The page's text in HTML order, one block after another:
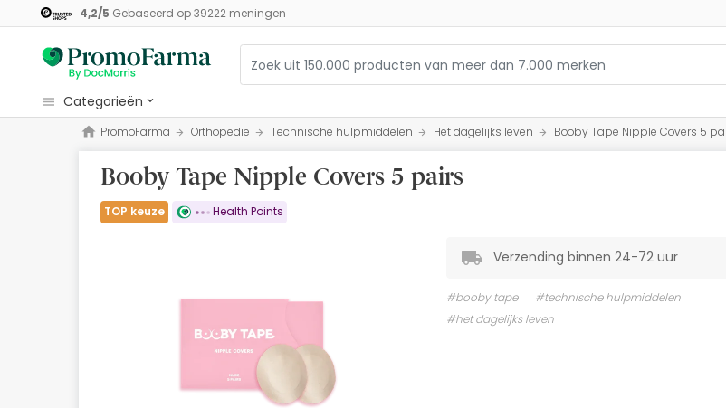
4,2/5 Gebaseerd op39222meningen
categorieën
Cosmetica
Gezondheid
Hygiëne
PromoFarma Orthopedie Technische hulpmiddelen Het dagelijks leven Booby Tape Nipple Covers 5
Booby Tape Nipple Covers 5 pairs
TOP keuze Health Points
Verzending binnen 24-72 uur
#booby tape
#technische hulpmiddelen
#het dagelijks leven